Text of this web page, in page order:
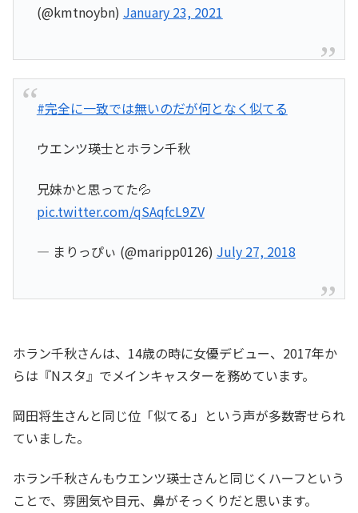
(@kmtnoybn) January 23, 2021
#完全に一致では無いのだが何となく似てる
ウエンツ瑛士とホラン千秋
兄妹かと思ってた💦
pic.twitter.com/qSAqfcL9ZV
— まりっぴぃ (@maripp0126) July 27, 2018
ホラン千秋さんは、14歳の時に女優デビュー、2017年か
らは『Nスタ』でメインキャスターを務めています。
岡田将生さんと同じ位「似てる」という声が多数寄せられ
ていました。
ホラン千秋さんもウエンツ瑛士さんと同じくハーフという
ことで、雰囲気や目元、鼻がそっくりだと思います。